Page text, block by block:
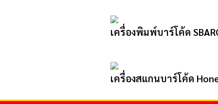
เครื่องพิมพ์บาร์โค้ด
เครื่องสแกนบาร์โค้ด